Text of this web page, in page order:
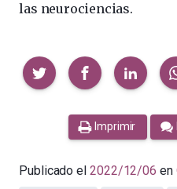
las neurociencias.
Compartir
Imprimir
Publicado el 2022/12/06 en